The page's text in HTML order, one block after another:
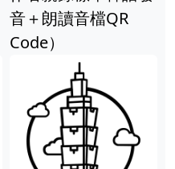
音＋朗讀音檔QR
Code）